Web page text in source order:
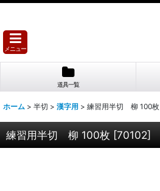
メニュー
道具一覧
ホーム > 半切 > 漢字用 > 練習用半切 柳 100枚
練習用半切 柳 100枚 [70102]